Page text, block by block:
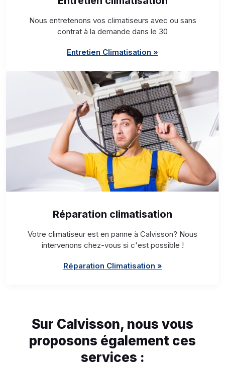
Nous entretenons vos climatiseurs avec ou sans
contrat à la demande dans le 30
Entretien Climatisation »
Réparation climatisation
Votre climatiseur est en panne à Calvisson? Nous
intervenons chez-vous si c'est possible !
Réparation Climatisation »
Sur Calvisson, nous vous
proposons également ces
services :